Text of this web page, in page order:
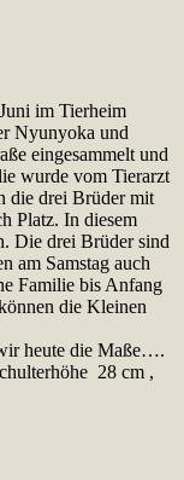
im Tierheim
Nyunyoka und
eingesammelt und
wurde vom Tierarzt
die drei Brüder mit
Platz. In diesem
Die drei Brüder sind
am Samstag auch
Familie bis Anfang
die Kleinen
heute die Maße….
28 cm ,